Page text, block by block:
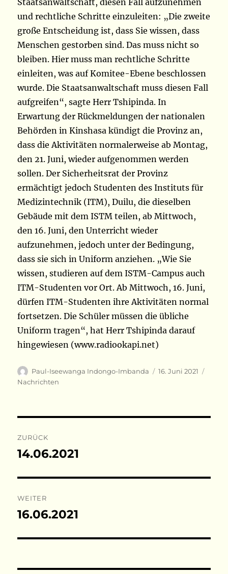
Staatsanwaltschaft, diesen Fall aufzunehmen
und rechtliche Schritte einzuleiten: „Die zweite
große Entscheidung ist, dass Sie wissen, dass
Menschen gestorben sind. Das muss nicht so
bleiben. Hier muss man rechtliche Schritte
einleiten, was auf Komitee-Ebene beschlossen
wurde. Die Staatsanwaltschaft muss diesen Fall
aufgreifen“, sagte Herr Tshipinda. In
Erwartung der Rückmeldungen der nationalen
Behörden in Kinshasa kündigt die Provinz an,
dass die Aktivitäten normalerweise ab Montag,
den 21. Juni, wieder aufgenommen werden
sollen. Der Sicherheitsrat der Provinz
ermächtigt jedoch Studenten des Instituts für
Medizintechnik (ITM), Duilu, die dieselben
Gebäude mit dem ISTM teilen, ab Mittwoch,
den 16. Juni, den Unterricht wieder
aufzunehmen, jedoch unter der Bedingung,
dass sie sich in Uniform anziehen. „Wie Sie
wissen, studieren auf dem ISTM-Campus auch
ITM-Studenten vor Ort. Ab Mittwoch, 16. Juni,
dürfen ITM-Studenten ihre Aktivitäten normal
fortsetzen. Die Schüler müssen die übliche
Uniform tragen“, hat Herr Tshipinda darauf
hingewiesen (www.radiookapi.net)
Autor
Paul-Iseewanga Indongo-Imbanda
Veröffentlicht
16. Juni 2021
Nachrichten
ZURÜCK
Vorheriger
14.06.2021
WEITER
Nächster
16.06.2021